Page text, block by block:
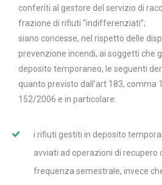
conferiti al gestore del servizio di
frazione di rifiuti “indifferenziati”;
siano concesse, nel rispetto delle
prevenzione incendi, ai soggetti che
deposito temporaneo, le seguenti
quanto previsto dall’art 183, comma
152/2006 e in particolare:
i rifiuti gestiti in deposito
avviati ad operazioni di recupero
frequenza semestrale, invece